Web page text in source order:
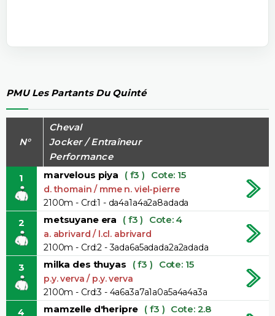
PMU Les Partants Du Quinté
N°
Cheval
Jocker / Entraîneur
Performance
1
marvelous piya ( f3 ) Cote: 15
d. thomain / mme n. viel-pierre
2100m - Crd:1 - da4a1a4a2a8adada
2 metsuyane era ( f3 ) Cote: 4
a. abrivard / l.cl. abrivard
2100m - Crd:2 - 3ada6a5adada2a2adada
3 milka des thuyas ( f3 ) Cote: 15
p.y. verva / p.y. verva
2100m - Crd:3 - 4a6a3a7a1a0a5a4a4a3a
4 mamzelle d'heripre ( f3 ) Cote: 2.8